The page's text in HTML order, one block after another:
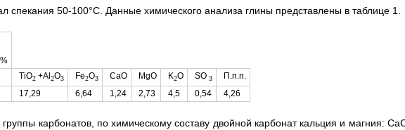
спекания 50-100°С. Данные химического анализа глины представлены в таблице 1.
TiO2+Аl 2О3 Fе2О3 CaO MgO K2O SO3
П.п.п.
17,29 6,64 1,24 2,73 4,5 0,54 4,26
карбонатов, по химическому составу двойной карбонат кальция и магния: